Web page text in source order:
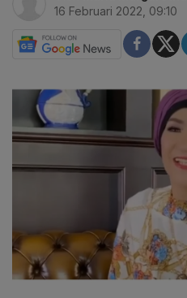
16 Februari 2022, 09:10